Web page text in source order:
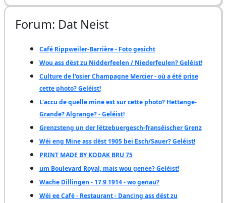
Forum: Dat Neist
Café Rippweiler-Barrière - Foto gesicht
Wou ass dëst zu Nidderfeelen / Niederfeulen? Geléist!
Culture de l'osier Champagne Mercier - où a été prise
cette photo? Geléist!
L'accu de quelle mine est sur cette photo? Hettange-
Grande? Algrange? - Geléist!
Grenzsteng un der lëtzebuergesch-franséischer Grenz
Wéi eng Mine ass dëst 1905 bei Esch/Sauer? Geléist!
PRINT MADE BY KODAK BRU 75
um Boulevard Royal, mais wou genee? Geléist!
Wache Dillingen - 17.9.1914 - wo genau?
Wéi ee Café - Restaurant - Dancing ass dëst zu